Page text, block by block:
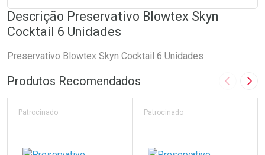
Descrição Preservativo Blowtex Skyn
Cocktail 6 Unidades
Preservativo Blowtex Skyn Cocktail 6 Unidades
Produtos Recomendados Imagem
Patrocinado Patrocinado